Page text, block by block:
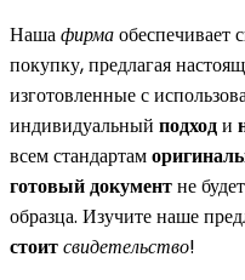
Нашафирмаобеспечивает
покупку, предлагая
изготовленные с
индивидуальный подходи
всем стандартам
готовый документне
образца. Изучите наше
стоитсвидетельство!